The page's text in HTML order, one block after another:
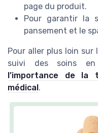
page du produit.
Pour garantir la
pansement et le
Pour aller plus loin
suivi des soins en
l’importance de la
médical .